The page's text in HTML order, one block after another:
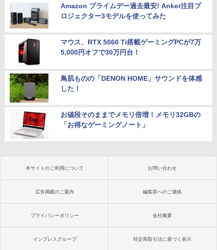
Amazon プライムデー過去最安! Anker注目プ
ロジェクター3モデルを使ってみた
マウス、RTX 5060 Ti搭載ゲーミングPCが7万
5,000円オフで30万円台！
鳥肌ものの「DENON HOME」サウンドを体感
した！
お値段そのままでメモリ倍増！メモリ32GBの
「お得なゲーミングノート」
本サイトのご利用について お問い合わせ
広告掲載のご案内 編集部へのご連絡
プライバシーポリシー 会社概要
インプレスグループ 特定商取引法に基づく表示